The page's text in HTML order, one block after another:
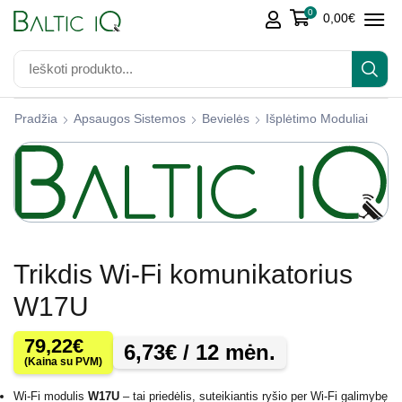
0 0,00€
Pradžia Apsaugos Sistemos Bevielės Išplėtimo Moduliai
Trikdis Wi-Fi komunikatorius
W17U
79,22€
(Kaina su PVM) 6,73€ / 12 mėn.
Wi-Fi modulis W17U – tai priedėlis, suteikiantis ryšio per Wi-Fi galimybę